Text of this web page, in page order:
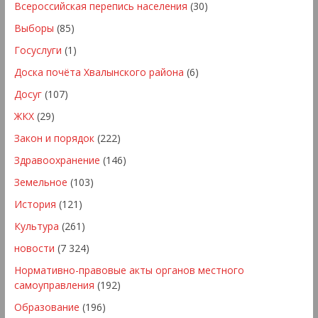
Всероссийская перепись населения (30)
Выборы (85)
Госуслуги (1)
Доска почёта Хвалынского района (6)
Досуг(107)
ЖКХ(29)
Закон и порядок(222)
Здравоохранение (146)
Земельное (103)
История (121)
Культура (261)
новости (7 324)
Нормативно-правовые акты органов местного
самоуправления (192)
Образование (196)